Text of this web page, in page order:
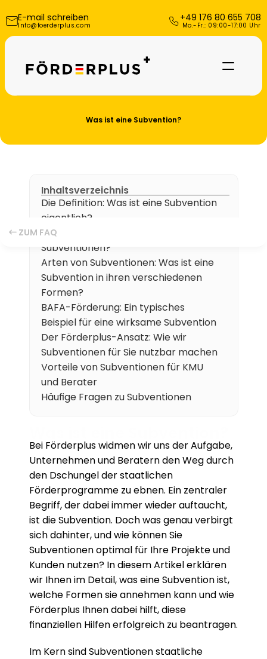
E-mail schreiben
Info@foerderplus.com
+49 176 80 655 708
Mo.-Fr.: 09:00-17:00 Uhr
Über uns
Wissen
Mehr erfahren
Karriere
Was ist eine Subvention?
Inhaltsverzeichnis
Die Definition: Was ist eine Subvention
eigentlich?
Warum vergibt der Staat
Subventionen?
Arten von Subventionen: Was ist eine
Subvention in ihren verschiedenen
Formen?
BAFA-Förderung: Ein typisches
Beispiel für eine wirksame Subvention
Der Förderplus-Ansatz: Wie wir
Subventionen für Sie nutzbar machen
Vorteile von Subventionen für KMU
und Berater
Häufige Fragen zu Subventionen
Bei Förderplus widmen wir uns der Aufgabe,
Unternehmen und Beratern den Weg durch
den Dschungel der staatlichen
Förderprogramme zu ebnen. Ein zentraler
Begriff, der dabei immer wieder auftaucht,
ist die Subvention. Doch was genau verbirgt
sich dahinter, und wie können Sie
Subventionen optimal für Ihre Projekte und
Kunden nutzen? In diesem Artikel erklären
wir Ihnen im Detail, was eine Subvention ist,
welche Formen sie annehmen kann und wie
Förderplus Ihnen dabei hilft, diese
finanziellen Hilfen erfolgreich zu beantragen.
Im Kern sind Subventionen staatliche
ZUM FAQ